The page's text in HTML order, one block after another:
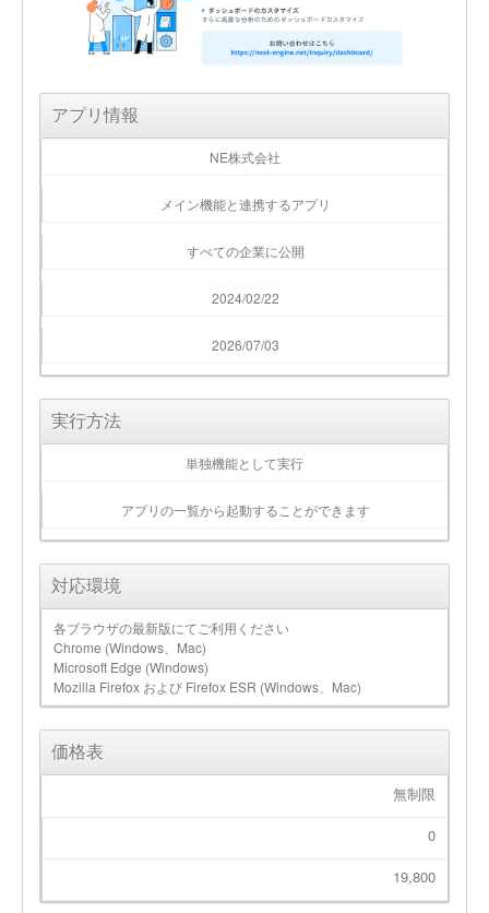
アプリ情報
NE株式会社
メイン機能と連携するアプリ
すべての企業に公開
2024/02/22
2026/07/03
実行方法
単独機能として実行
アプリの一覧から起動することができます
対応環境
各ブラウザの最新版にてご利用ください
Chrome (Windows、Mac)
Microsoft Edge (Windows)
Mozilla Firefox および Firefox ESR (Windows、Mac)
価格表
無制限
0
19,800